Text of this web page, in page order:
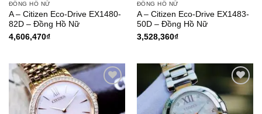
ĐỒNG HỒ NỮ
A – Citizen Eco-Drive EX1480-
82D – Đồng Hồ Nữ
4,606,470₫
ĐỒNG HỒ NỮ
A – Citizen Eco-Drive EX1483-
50D – Đồng Hồ Nữ
3,528,360₫
Add to
Wishlist
Add to
Wishlist